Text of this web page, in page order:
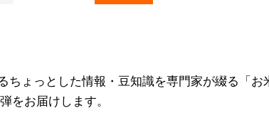
ちょっとした情報・豆知識を専門家が綴る「お
をお届けします。